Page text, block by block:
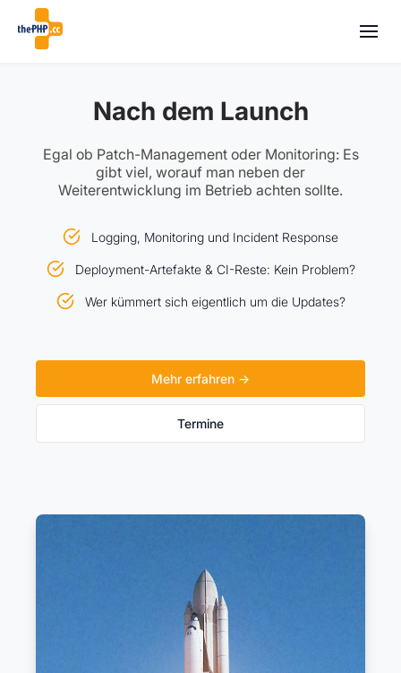
Nach dem Launch
Egal ob Patch-Management oder Monitoring: Es
gibt viel, worauf man neben der
Weiterentwicklung im Betrieb achten sollte.
Logging, Monitoring und Incident Response
Deployment-Artefakte & CI-Reste: Kein Problem?
Wer kümmert sich eigentlich um die Updates?
Mehr erfahren →
Termine